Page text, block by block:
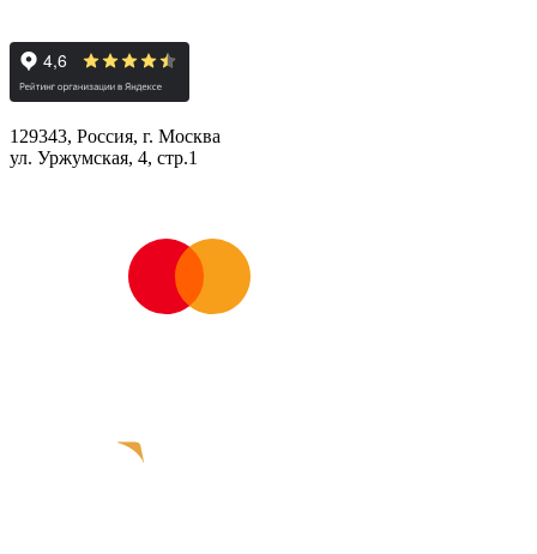
129343, Россия, г. Москва
ул. Уржумская, 4, стр.1